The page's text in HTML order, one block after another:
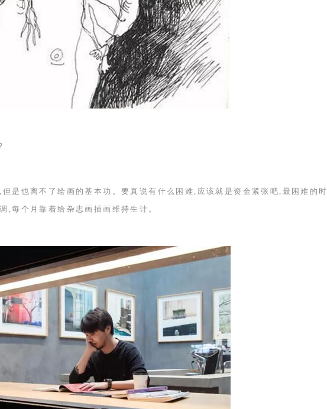
是也离不了绘画的基本功。要真说有什么困难,应该就是资金紧张吧,最困难的时
,每个月靠着给杂志画插画维持生计。